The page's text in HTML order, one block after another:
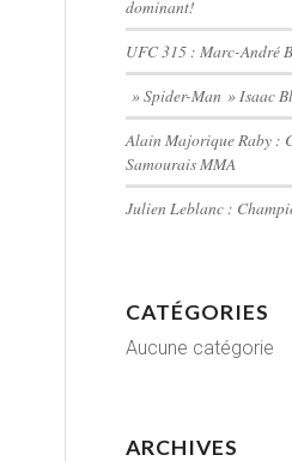
dominant!
UFC 315 : Marc-André
» Spider-Man » Isaac
Alain Majorique Raby :
Samourais MMA
Julien Leblanc :
CATÉGORIES
Aucune catégorie
ARCHIVES